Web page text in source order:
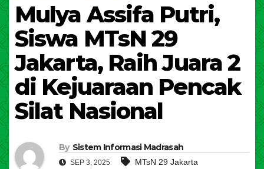
Mulya Assifa Putri,
Siswa MTsN 29
Jakarta, Raih Juara 2
di Kejuaraan Pencak
Silat Nasional
By Sistem Informasi Madrasah
SEP 3, 2025 MTsN 29 Jakarta